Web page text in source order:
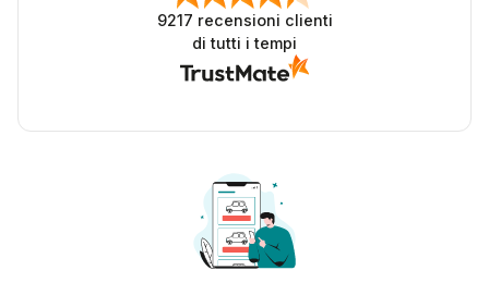
9217 recensioni clienti
di tutti i tempi